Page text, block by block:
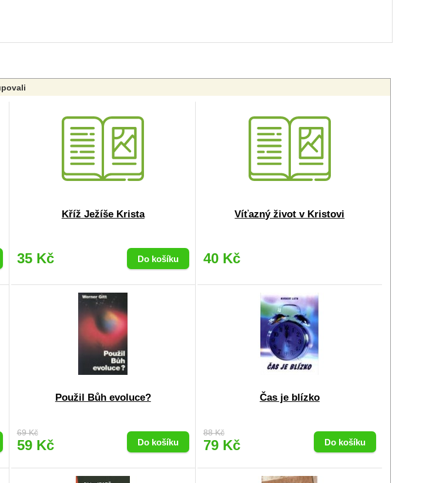
Kříž Ježíše Krista
35 Kč
Víťazný život v Kristovi
40 Kč
Použil Bůh evoluce?
69 Kč
59 Kč
Čas je blízko
88 Kč
79 Kč